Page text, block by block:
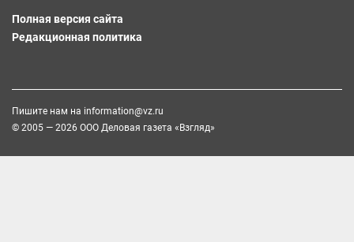
Полная версия сайта
Редакционная политика
Пишите нам на information@vz.ru
© 2005 — 2026 ООО Деловая газета «Взгляд»